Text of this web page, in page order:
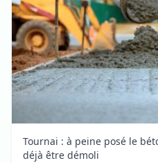
Tournai : à peine posé le
déjà être démoli